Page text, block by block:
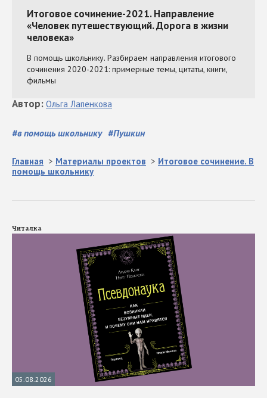
#в помощь школьнику #Пушкин
Автор: Ольга Лапенкова
Главная > Материалы проектов > Итоговое сочинение. В
помощь школьнику
Читалка
05.08.2026